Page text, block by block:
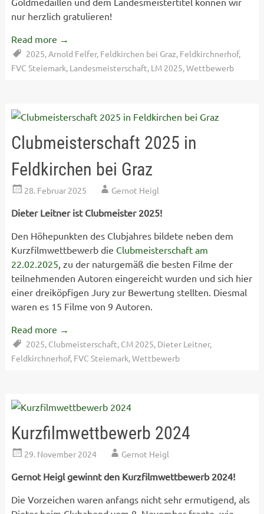
nur herzlich gratulieren!
Read more →
2025,Arnold Felfer, Feldkirchen bei Graz, Feldkirchnerhof,
FVC Steiemark, Landesmeisterschaft, LM 2025,Wettbewerb
Clubmeisterschaft 2025 in
Feldkirchen bei Graz
28. Februar 2025 Gernot Heigl
Dieter Leitner ist Clubmeister 2025!
Den Höhepunkten des Clubjahres bildete neben dem
Kurzfilmwettbewerb die Clubmeisterschaft am
22.02.2025, zu der naturgemäß die besten Filme der
teilnehmenden Autoren eingereicht wurden und sich hier
einer dreiköpfigen Jury zur Bewertung stellten. Diesmal
waren es 15 Filme von 9 Autoren.
Read more →
2025, Clubmeisterschaft, CM 2025, Dieter Leitner,
Feldkirchnerhof, FVC Steiemark,Wettbewerb
Kurzfilmwettbewerb 2024
29. November 2024 Gernot Heigl
Gernot Heigl gewinnt den Kurzfilmwettbewerb 2024!
Die Vorzeichen waren anfangs nicht sehr ermutigend, als